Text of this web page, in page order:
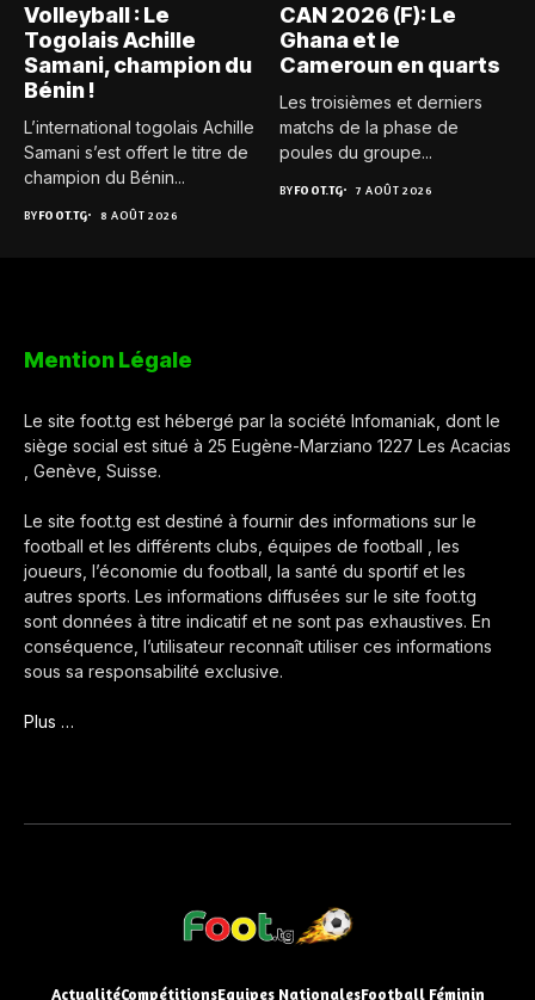
Volleyball : Le
Togolais Achille
Samani, champion du
Bénin !
L’international togolais Achille
Samani s’est offert le titre de
champion du Bénin...
BYFOOT.TG 8 AOÛT 2026
CAN 2026 (F): Le
Ghana et le
Cameroun en quarts
Les troisièmes et derniers
matchs de la phase de
poules du groupe...
BYFOOT.TG 7 AOÛT 2026
Mention Légale
Le site foot.tg est hébergé par la société Infomaniak, dont le
siège social est situé à 25 Eugène-Marziano 1227 Les Acacias
, Genève, Suisse.
Le site foot.tg est destiné à fournir des informations sur le
football et les différents clubs, équipes de football , les
joueurs, l’économie du football, la santé du sportif et les
autres sports. Les informations diffusées sur le site foot.tg
sont données à titre indicatif et ne sont pas exhaustives. En
conséquence, l’utilisateur reconnaît utiliser ces informations
sous sa responsabilité exclusive.
Plus …
ActualitéCompétitionsEquipes NationalesFootball Féminin